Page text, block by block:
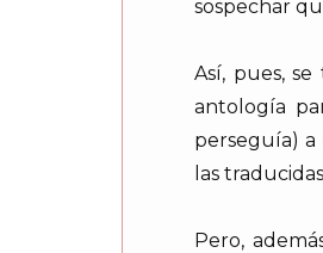
sospechar
Así, pues,
antología
perseguía)
las
Pero,